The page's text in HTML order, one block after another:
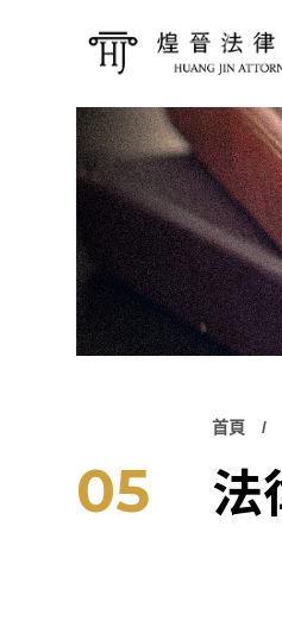
05
首頁
法